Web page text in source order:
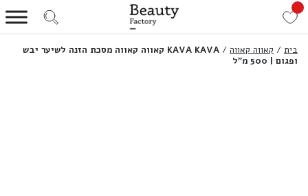
בית / קאווה קאווה /
KAVA KAVA קאווה קאווה מסכת הזנה לשיער יבש
ופגום | 500 מ”ל